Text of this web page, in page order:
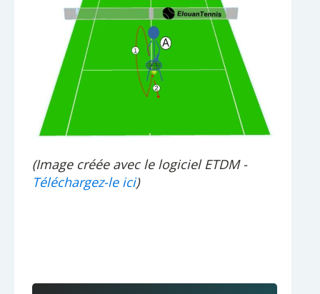
(Image créée avec le logiciel ETDM -
Téléchargez-le ici)